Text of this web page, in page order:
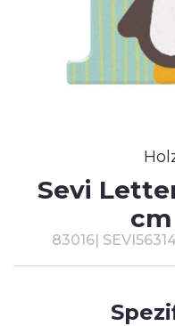
Sevi
cm
83016|